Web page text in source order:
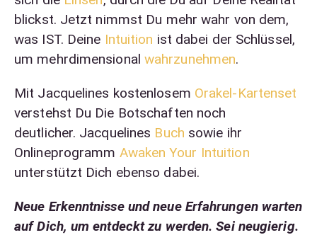
blickst. Jetzt nimmst Du mehr wahr von dem,
was IST. Deine Intuition ist dabei der Schlüssel,
um mehrdimensional wahrzunehmen.
Mit Jacquelines kostenlosem Orakel-Kartenset
verstehst Du Die Botschaften noch
deutlicher. Jacquelines Buch sowie ihr
Onlineprogramm Awaken Your Intuition
unterstützt Dich ebenso dabei.
Neue Erkenntnisse und neue Erfahrungen warten
auf Dich, um entdeckt zu werden. Sei neugierig.